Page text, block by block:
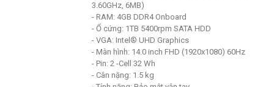
3.60GHz, 6MB)
- RAM: 4GB DDR4 Onboard
- Ổ cứng: 1TB 5400rpm SATA HDD
- VGA: Intel® UHD Graphics
- Màn hình: 14.0 inch FHD (1920x1080) 60Hz
- Pin: 2 -Cell 32 Wh
- Cân nặng: 1.5 kg